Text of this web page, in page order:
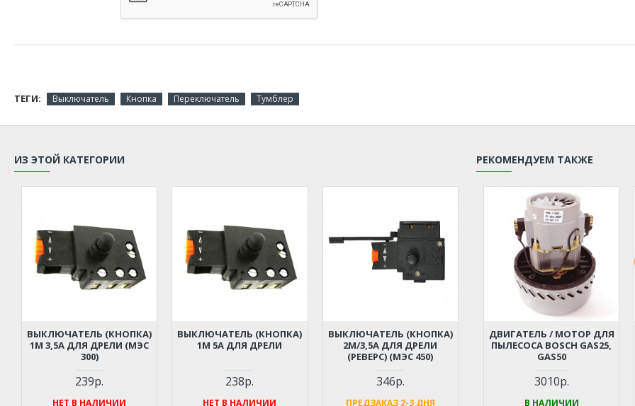
ТЕГИ: Выключатель Кнопка Переключатель Тумблер
ИЗ ЭТОЙ КАТЕГОРИИ
ВЫКЛЮЧАТЕЛЬ (КНОПКА)
1М 3,5А ДЛЯ ДРЕЛИ (МЭС
300)
239р.
НЕТ В НАЛИЧИИ
ВЫКЛЮЧАТЕЛЬ (КНОПКА)
1М 5А ДЛЯ ДРЕЛИ
238р.
НЕТ В НАЛИЧИИ
ВЫКЛЮЧАТЕЛЬ (КНОПКА)
2М/3,5А ДЛЯ ДРЕЛИ
(РЕВЕРС) (МЭС 450)
346р.
ПРЕДЗАКАЗ 2-3 ДНЯ
РЕКОМЕНДУЕМ ТАКЖЕ
ДВИГАТЕЛЬ / МОТОР ДЛЯ
ПЫЛЕСОСА BOSCH GAS25,
GAS50
3010р.
В НАЛИЧИИ